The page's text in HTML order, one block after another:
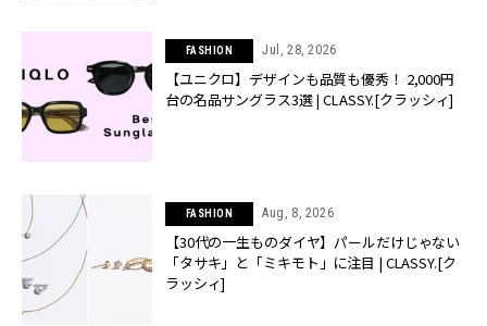
FASHION Jul, 28, 2026
【ユニクロ】デザインも品質も優秀！ 2,000円
台の名品サングラス3選 | CLASSY.[クラッシィ]
FASHION Aug, 8, 2026
【30代の一生ものダイヤ】パールだけじゃない
「タサキ」と「ミキモト」に注目 | CLASSY.[ク
ラッシィ]